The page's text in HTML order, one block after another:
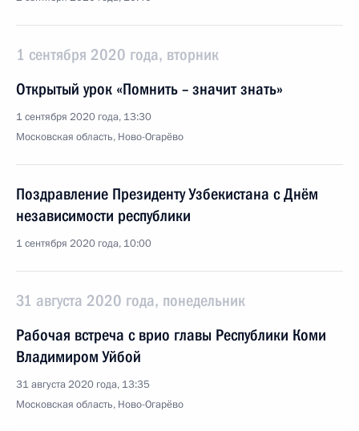
1 сентября 2020 года, вторник
Открытый урок «Помнить – значит знать»
1 сентября 2020 года, 13:30
Московская область, Ново-Огарёво
Поздравление Президенту Узбекистана с Днём
независимости республики
1 сентября 2020 года, 10:00
31 августа 2020 года, понедельник
Рабочая встреча с врио главы Республики Коми
Владимиром Уйбой
31 августа 2020 года, 13:35
Московская область, Ново-Огарёво